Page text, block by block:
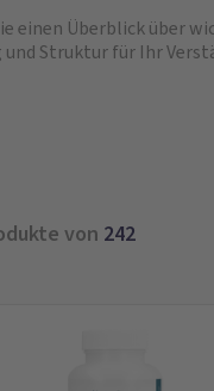
einen Überblick über
Struktur für Ihr
von 242